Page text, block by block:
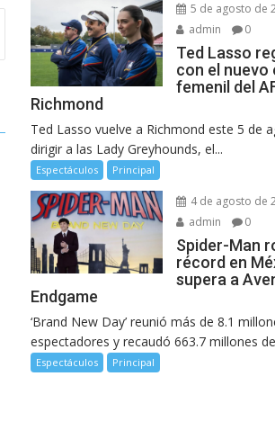
5 de agosto de
admin
0
Ted Lasso
con el nuevo
femenil del
Richmond
Ted Lasso vuelve a Richmond este 5 de
dirigir a las Lady Greyhounds, el...
Espectáculos Principal
4 de agosto de
admin
0
Spider-Man
récord en
supera a
Endgame
‘Brand New Day’ reunió más de 8.1
espectadores y recaudó 663.7 millones
Espectáculos Principal